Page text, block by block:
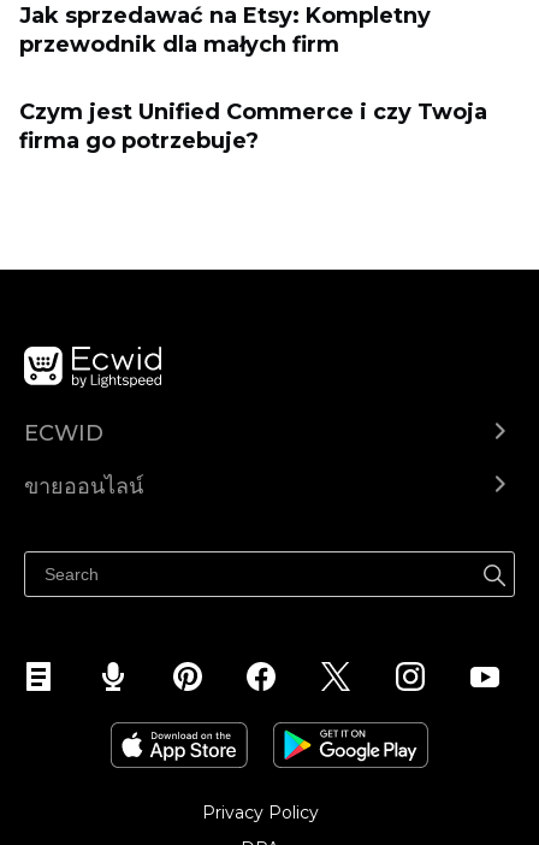
Jak sprzedawać na Etsy: Kompletny
przewodnik dla małych firm
Czym jest Unified Commerce i czy Twoja
firma go potrzebuje?
ECWID
ราคา
ขายออนไลน์
ขายบนเฟสบุ๊ค
Privacy Policy